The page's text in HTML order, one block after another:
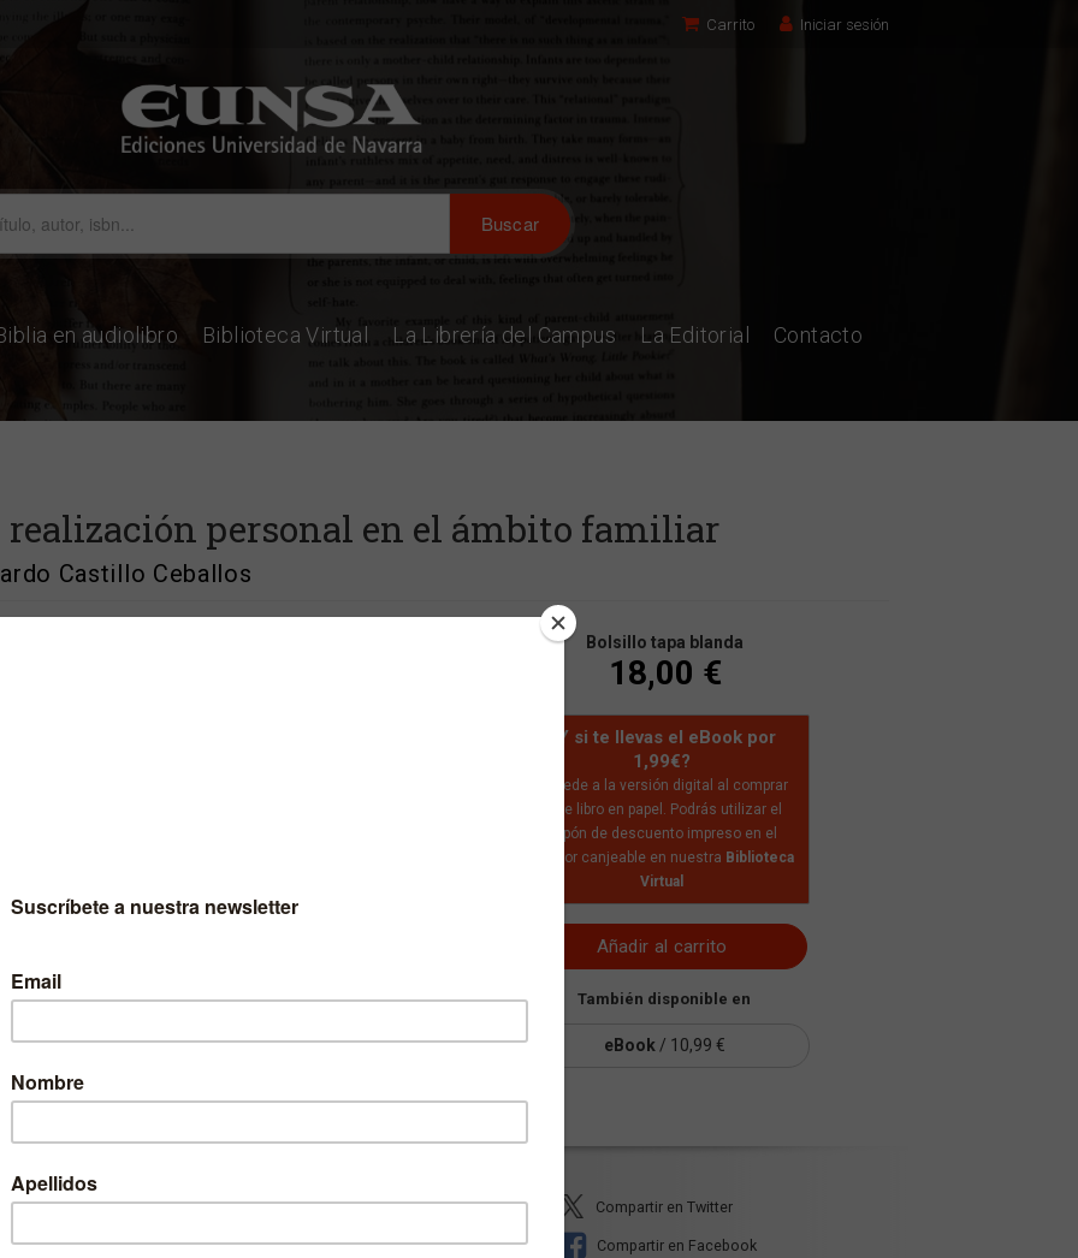
Carrito Iniciar sesión
en audiolibro Biblioteca Virtual La Librería del Campus La Editorial Contacto
realización personal en el ámbito familiar
Castillo Ceballos
Bolsillo tapa blanda
18,00 €
¿Y si te llevas el eBook por
1,99€?
Accede a la versión digital al comprar
este libro en papel. Podrás utilizar el
cupón de descuento impreso en el
interior canjeable en nuestra Biblioteca
Virtual
Añadir al carrito
También disponible en
eBook / 10,99 €
Escritor
Materia
Familia
Compartir en Twitter
Compartir en Facebook